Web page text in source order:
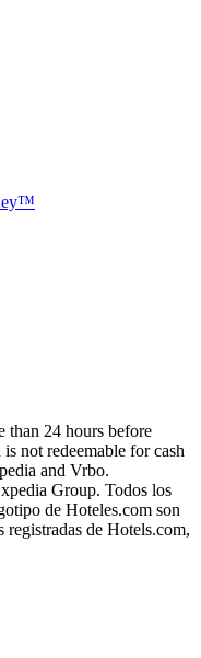
than 24 hours before
not redeemable for cash
and Vrbo.
Group. Todos los
de Hoteles.com son
registradas de Hotels.com,